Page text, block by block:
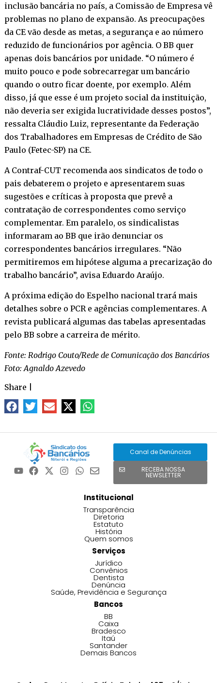
inclusão bancária no país, a Comissão de Empresa vê
problemas no plano de expansão. As preocupações
da CE vão desde as metas, a segurança e ao número
reduzido de funcionários por agência. O BB quer
apenas dois bancários por unidade. “O número é
muito pouco e pode sobrecarregar um bancário
quando o outro ficar doente, por exemplo. Além
disso, já que esse é um projeto social da instituição,
não deveria ser exigida lucratividade desses postos”,
ressalta Cláudio Luiz, representante da Federação
dos Trabalhadores em Empresas de Crédito de São
Paulo (Fetec-SP) na CE.
A Contraf-CUT recomenda aos sindicatos de todo o
pais debaterem o projeto e apresentarem suas
sugestões e críticas à proposta que prevê a
contratação de correspondentes como serviço
complementar. Em paralelo, os sindicalistas
informaram ao BB que irão denunciar os
correspondentes bancários irregulares. “Não
permitiremos em hipótese alguma a precarização do
trabalho bancário”, avisa Eduardo Araújo.
A próxima edição do Espelho nacional trará mais
detalhes sobre o PCR e agências complementares. A
revista publicará algumas das tabelas apresentadas
pelo BB sobre a carreira de mérito.
Fonte: Rodrigo Couto/Rede de Comunicação dos Bancários
Foto: Agnaldo Azevedo
Share
Canal de Denúncias
RECEBA NOSSA
NEWSLETTER
Institucional
Transparência
Diretoria
Estatuto
História
Quem somos
Serviços
Jurídico
Convênios
Dentista
Denúncia
Saúde, Previdência e Segurança
Bancos
BB
Caixa
Bradesco
Itaú
Santander
Demais Bancos